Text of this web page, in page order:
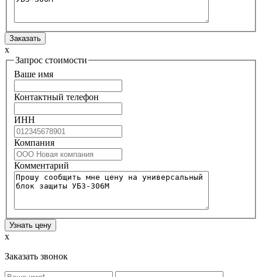
x
Запрос стоимости
Ваше имя
Контактный телефон
ИНН
Компания
Комментарий
x
Заказать звонок